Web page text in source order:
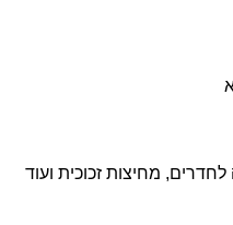
מחיצות זכוכית ועוד